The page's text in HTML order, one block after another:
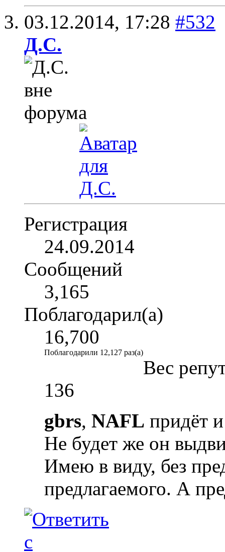
03.12.2014, 17:28 #532
Д.С.
Регистрация
24.09.2014
Сообщений
3,165
Поблагодарил(а)
16,700
Поблагодарили 12,127 раз(а)
Вес
136
gbrs, NAFL придёт
Не будет же он
Имею в виду, без
предлагаемого. А